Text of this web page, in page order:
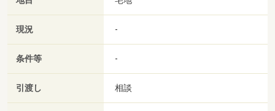
現況 -
条件等 -
引渡し 相談